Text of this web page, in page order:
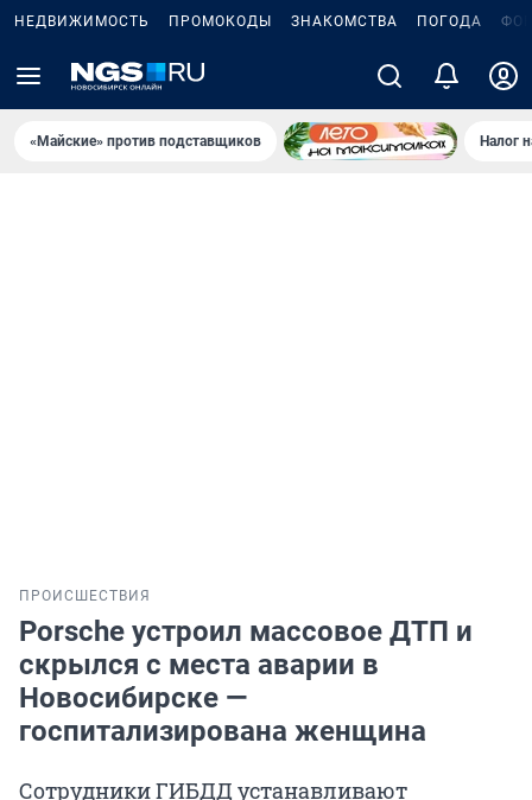
НЕДВИЖИМОСТЬ ПРОМОКОДЫ ЗНАКОМСТВА ПОГОДА
«Майские» против подставщиков Налог
ПРОИСШЕСТВИЯ
Porsche устроил массовое ДТП и
скрылся с места аварии в
Новосибирске —
госпитализирована женщина
Сотрудники ГИБДД устанавливают